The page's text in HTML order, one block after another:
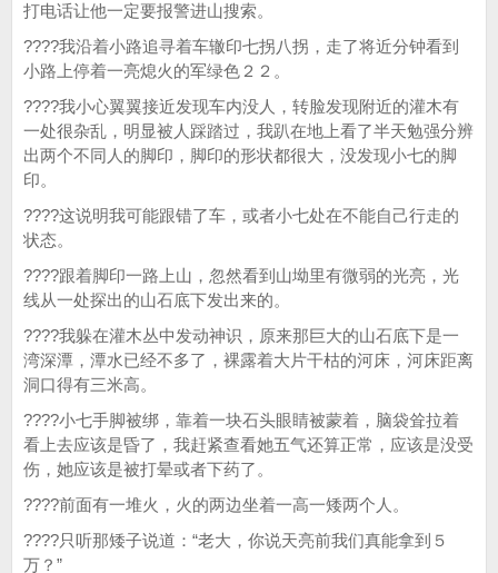
打电话让他一定要报警进山搜索。
????我沿着小路追寻着车辙印七拐八拐，走了将近分钟看到
小路上停着一亮熄火的军绿色２２。
????我小心翼翼接近发现车内没人，转脸发现附近的灌木有
一处很杂乱，明显被人踩踏过，我趴在地上看了半天勉强分辨
出两个不同人的脚印，脚印的形状都很大，没发现小七的脚
印。
????这说明我可能跟错了车，或者小七处在不能自己行走的
状态。
????跟着脚印一路上山，忽然看到山坳里有微弱的光亮，光
线从一处探出的山石底下发出来的。
????我躲在灌木丛中发动神识，原来那巨大的山石底下是一
湾深潭，潭水已经不多了，裸露着大片干枯的河床，河床距离
洞口得有三米高。
????小七手脚被绑，靠着一块石头眼睛被蒙着，脑袋耸拉着
看上去应该是昏了，我赶紧查看她五气还算正常，应该是没受
伤，她应该是被打晕或者下药了。
????前面有一堆火，火的两边坐着一高一矮两个人。
????只听那矮子说道：“老大，你说天亮前我们真能拿到５
万？”